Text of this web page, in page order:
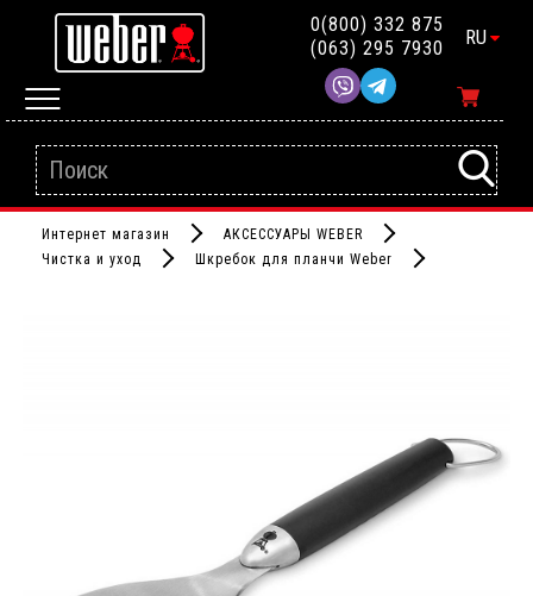
0(800) 332 875
(063) 295 7930
RU
Интернет магазин
АКСЕССУАРЫ WEBER
Чистка и уход
Шкребок для планчи Weber